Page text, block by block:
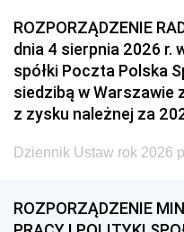
2011
2008
2005
2002
1999
1993
ROZPORZĄDZENIE
dnia 4 sierpnia 2026 r.
spółki Poczta Polska
siedzibą w Warszawie
z zysku należnej za
Dziennik Ustaw rok 2026
ROZPORZĄDZENIE